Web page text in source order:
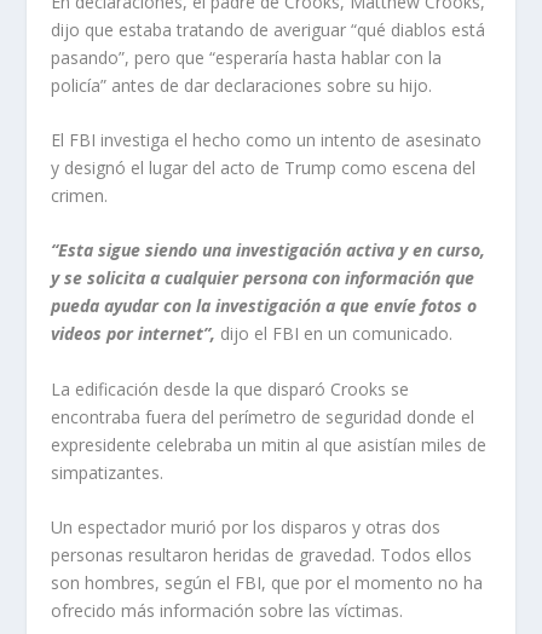
dijo que estaba tratando de averiguar “qué diablos está
pasando”, pero que “esperaría hasta hablar con la
policía” antes de dar declaraciones sobre su hijo.
El FBI investiga el hecho como un intento de asesinato
y designó el lugar del acto de Trump como escena del
crimen.
“Esta sigue siendo una investigación activa y en curso,
y se solicita a cualquier persona con información que
pueda ayudar con la investigación a que envíe fotos o
videos por internet”, dijo el FBI en un comunicado.
La edificación desde la que disparó Crooks se
encontraba fuera del perímetro de seguridad donde el
expresidente celebraba un mitin al que asistían miles de
simpatizantes.
Un espectador murió por los disparos y otras dos
personas resultaron heridas de gravedad. Todos ellos
son hombres, según el FBI, que por el momento no ha
ofrecido más información sobre las víctimas.